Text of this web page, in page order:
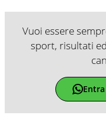
Vuoi essere
sport, risultati